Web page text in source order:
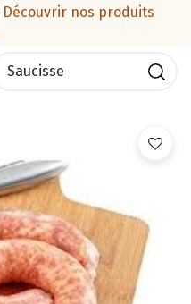
Découvrir nos produits